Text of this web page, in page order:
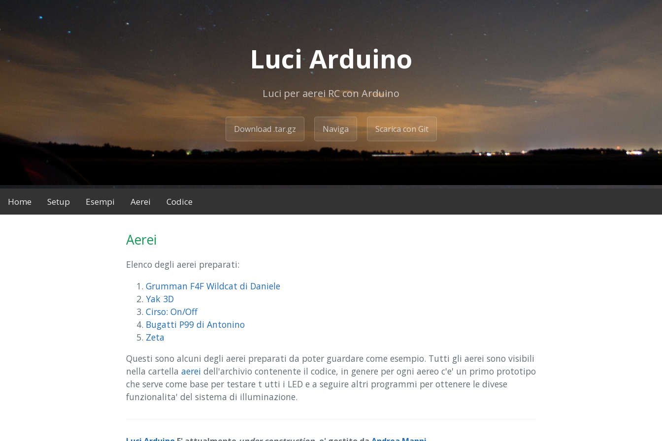
Luci Arduino
Luci per aerei RC con Arduino
Download .tar.gz Naviga Scarica con Git
Home Setup Esempi Aerei Codice
Aerei
Elenco degli aerei preparati:
Grumman F4F Wildcat di Daniele
Yak 3D
Cirso: On/Off
Bugatti P99 di Antonino
Zeta
Questi sono alcuni degli aerei preparati da poter guardare come esempio. Tutti gli aerei sono visibili
nella cartella aerei dell'archivio contenente il codice, in genere per ogni aereo c'e' un primo prototipo
che serve come base per testare t utti i LED e a seguire altri programmi per ottenere le divese
funzionalita' del sistema di illuminazione.